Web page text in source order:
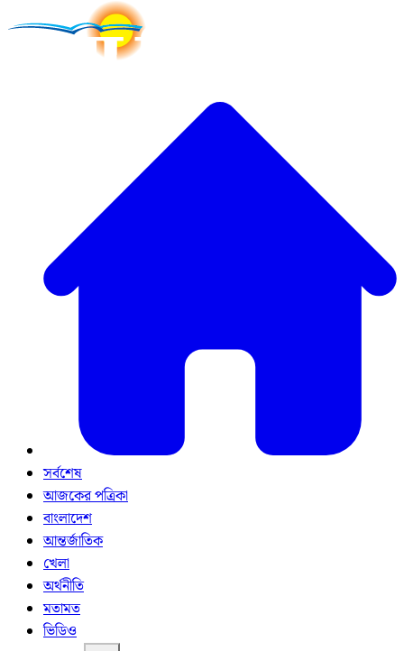
সর্বশেষ
আজকের পত্রিকা
বাংলাদেশ
আন্তর্জাতিক
খেলা
অর্থনীতি
মতামত
ভিডিও